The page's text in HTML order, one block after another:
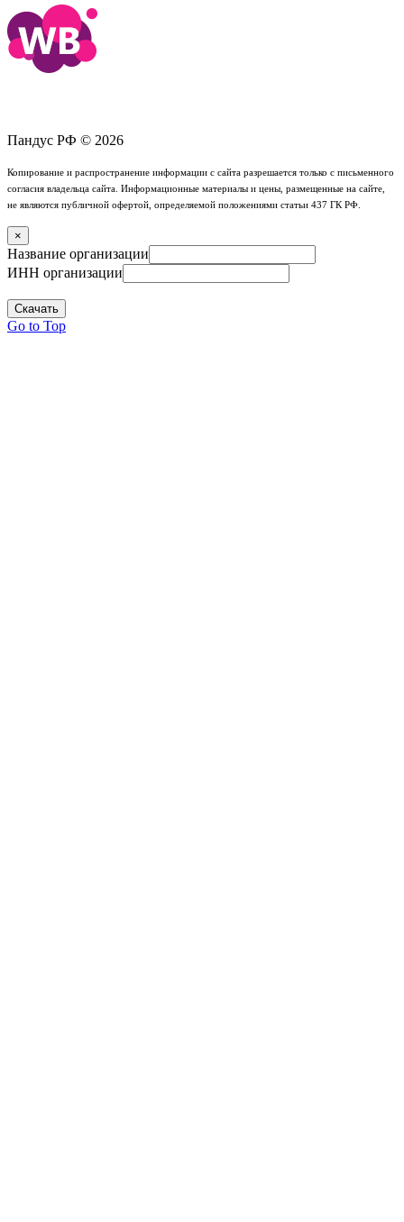
Пандус РФ © 2026
Копирование и распространение информации с сайта разрешается только с письменного
согласия владельца сайта. Информационные материалы и цены, размещенные на сайте,
не являются публичной офертой, определяемой положениями статьи 437 ГК РФ.
×
Название организации
ИНН организации
Скачать
Go to Top